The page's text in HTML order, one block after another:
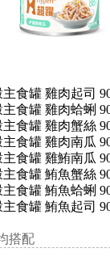
食罐 雞肉起司
食罐 雞肉蛤蜊
食罐 雞肉蟹絲
食罐 雞肉南瓜
食罐 雞鮪南瓜
食罐 鮪魚蟹絲
食罐 鮪魚蛤蜊
食罐 鮪魚起司
搭配